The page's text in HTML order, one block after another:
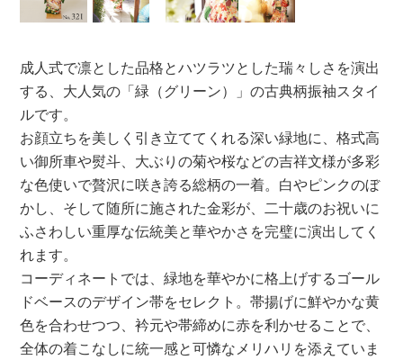
成人式で凛とした品格とハツラツとした瑞々しさを演出
する、大人気の「緑（グリーン）」の古典柄振袖スタイ
ルです。
お顔立ちを美しく引き立ててくれる深い緑地に、格式高
い御所車や熨斗、大ぶりの菊や桜などの吉祥文様が多彩
な色使いで贅沢に咲き誇る総柄の一着。白やピンクのぼ
かし、そして随所に施された金彩が、二十歳のお祝いに
ふさわしい重厚な伝統美と華やかさを完璧に演出してく
れます。
コーディネートでは、緑地を華やかに格上げするゴール
ドベースのデザイン帯をセレクト。帯揚げに鮮やかな黄
色を合わせつつ、衿元や帯締めに赤を利かせることで、
全体の着こなしに統一感と可憐なメリハリを添えていま